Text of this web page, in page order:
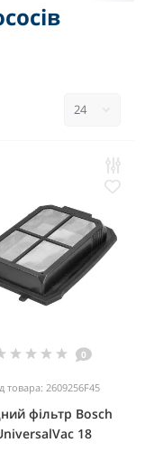
0
товара: 2609256F45
фільтр Bosch
18